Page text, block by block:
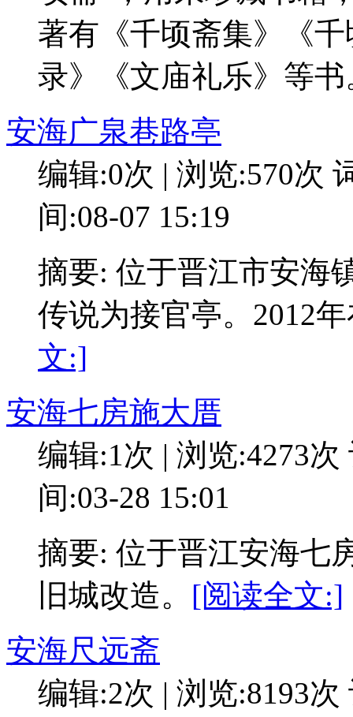
著有《千顷斋集》《
录》《文庙礼乐》等书
安海广泉巷路亭
编辑:0次 | 浏览:570次
间:08-07 15:19
摘要: 位于晋江市安海
传说为接官亭。2012
文:]
安海七房施大厝
编辑:1次 | 浏览:4273次
间:03-28 15:01
摘要: 位于晋江安海七
旧城改造。 [阅读全文:]
安海尺远斋
编辑:2次 | 浏览:8193次